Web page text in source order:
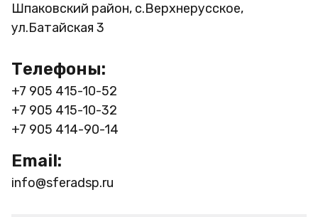
Шпаковский район, с.Верхнерусское,
ул.Батайская 3
Телефоны:
+7 905 415-10-52
+7 905 415-10-32
+7 905 414-90-14
Email:
info@sferadsp.ru